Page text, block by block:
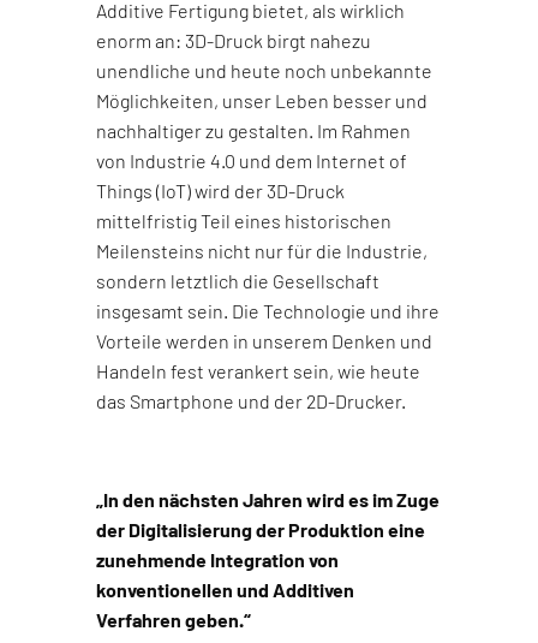
Additive Fertigung bietet, als wirklich
enorm an: 3D-Druck birgt nahezu
unendliche und heute noch unbekannte
Möglichkeiten, unser Leben besser und
nachhaltiger zu gestalten. Im Rahmen
von Industrie 4.0 und dem Internet of
Things (IoT) wird der 3D-Druck
mittelfristig Teil eines historischen
Meilensteins nicht nur für die Industrie,
sondern letztlich die Gesellschaft
insgesamt sein. Die Technologie und ihre
Vorteile werden in unserem Denken und
Handeln fest verankert sein, wie heute
das Smartphone und der 2D-Drucker.
„In den nächsten Jahren wird es im Zuge
der Digitalisierung der Produktion eine
zunehmende Integration von
konventionellen und Additiven
Verfahren geben.“